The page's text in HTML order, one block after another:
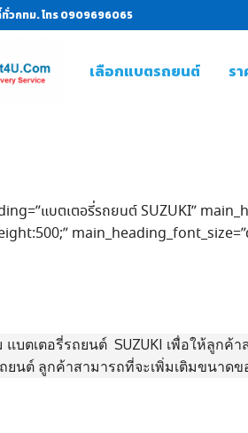
วกทม. โทร 0909696065
เลือกแบตรถยนต์ ร
แบตเตอรี่รถยนต์ SUZUKI”
บตเตอรี่รถยนต์ SUZUKI เพื่อให้ลูกค้
ยนต์ ลูกค้าสามารถที่จะเพิ่มเติมขนาดข